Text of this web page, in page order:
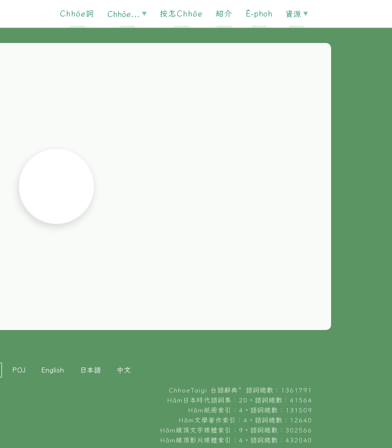
Chhōe詞 Chhōe... 按怎Chhōe 紹介 È-phoh 資源
POJ English 日本語 中文
ChhoeTaigi 台語辭典⁺ 語詞總數：1361791
Hâm日本時代語詞集：20。語詞總數：41564
Hâm紙冊索引：4。語詞總數：131509
Hâm文學著作索引：4。語詞總數：12640
Hâm線頂文字媒體索引：9。語詞總數：302566
Hâm線頂影片媒體索引：4。語詞總數：432040